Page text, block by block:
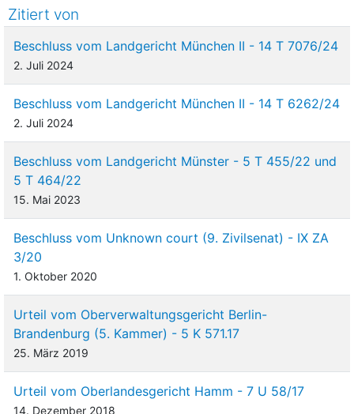
Zitiert von
Beschluss vom Landgericht München II - 14 T 7076/24
2. Juli 2024
Beschluss vom Landgericht München II - 14 T 6262/24
2. Juli 2024
Beschluss vom Landgericht Münster - 5 T 455/22 und
5 T 464/22
15. Mai 2023
Beschluss vom Unknown court (9. Zivilsenat) - IX ZA
3/20
1. Oktober 2020
Urteil vom Oberverwaltungsgericht Berlin-
Brandenburg (5. Kammer) - 5 K 571.17
25. März 2019
Urteil vom Oberlandesgericht Hamm - 7 U 58/17
14. Dezember 2018